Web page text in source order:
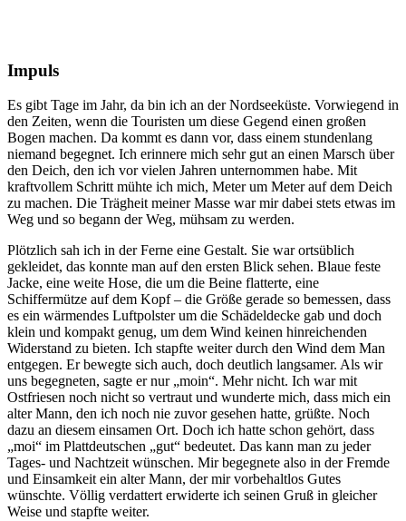
Impuls
Es gibt Tage im Jahr, da bin ich an der Nordseeküste. Vorwiegend in
den Zeiten, wenn die Touristen um diese Gegend einen großen
Bogen machen. Da kommt es dann vor, dass einem stundenlang
niemand begegnet. Ich erinnere mich sehr gut an einen Marsch über
den Deich, den ich vor vielen Jahren unternommen habe. Mit
kraftvollem Schritt mühte ich mich, Meter um Meter auf dem Deich
zu machen. Die Trägheit meiner Masse war mir dabei stets etwas im
Weg und so begann der Weg, mühsam zu werden.
Plötzlich sah ich in der Ferne eine Gestalt. Sie war ortsüblich
gekleidet, das konnte man auf den ersten Blick sehen. Blaue feste
Jacke, eine weite Hose, die um die Beine flatterte, eine
Schiffermütze auf dem Kopf – die Größe gerade so bemessen, dass
es ein wärmendes Luftpolster um die Schädeldecke gab und doch
klein und kompakt genug, um dem Wind keinen hinreichenden
Widerstand zu bieten. Ich stapfte weiter durch den Wind dem Man
entgegen. Er bewegte sich auch, doch deutlich langsamer. Als wir
uns begegneten, sagte er nur „moin“. Mehr nicht. Ich war mit
Ostfriesen noch nicht so vertraut und wunderte mich, dass mich ein
alter Mann, den ich noch nie zuvor gesehen hatte, grüßte. Noch
dazu an diesem einsamen Ort. Doch ich hatte schon gehört, dass
„moi“ im Plattdeutschen „gut“ bedeutet. Das kann man zu jeder
Tages- und Nachtzeit wünschen. Mir begegnete also in der Fremde
und Einsamkeit ein alter Mann, der mir vorbehaltlos Gutes
wünschte. Völlig verdattert erwiderte ich seinen Gruß in gleicher
Weise und stapfte weiter.